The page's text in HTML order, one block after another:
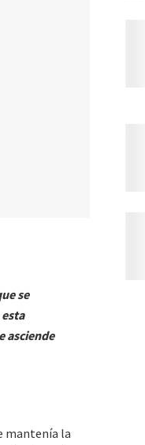
se
asciende
mantenía la